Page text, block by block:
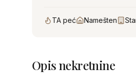
TA peć Namešten
Opis nekretnine